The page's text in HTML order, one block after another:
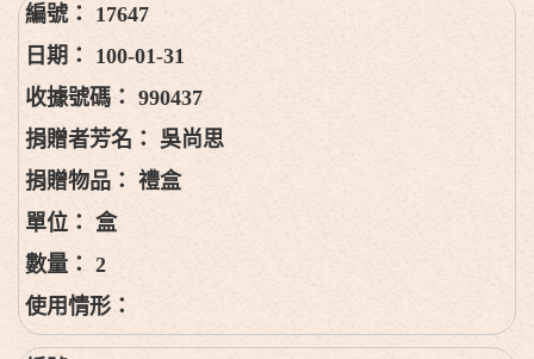
17647
100-01-31
990437
吳尚思
禮盒
盒
2